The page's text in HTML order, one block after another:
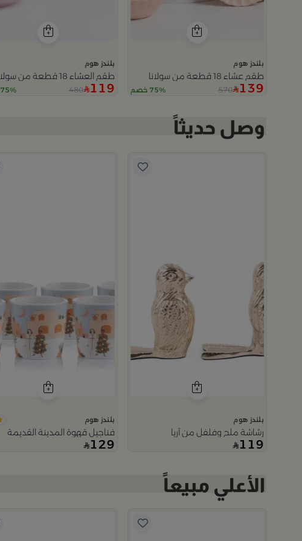
بلندز هوم
طقم عشاء 18 قطعة من سولانا
139
570 75% خصم
بلندز هوم
طقم العشاء 18 قطعة من سولانا
119
480 75% خصم
بلندز هوم
رشاشة ملح وفلفل من آريا
119
بلندز هوم
فناجيل قهوة المدينة القديمة
129